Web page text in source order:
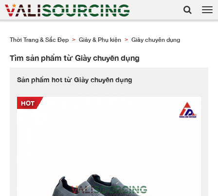
Thời Trang & Sắc Đẹp > Giày & Phụ kiện > Giày chuyên dụng
Tìm sản phẩm từ Giày chuyên dụng
Sản phẩm hot từ Giày chuyên dụng